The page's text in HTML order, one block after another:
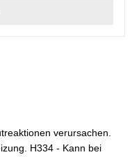
verursachen.
H334 - Kann bei